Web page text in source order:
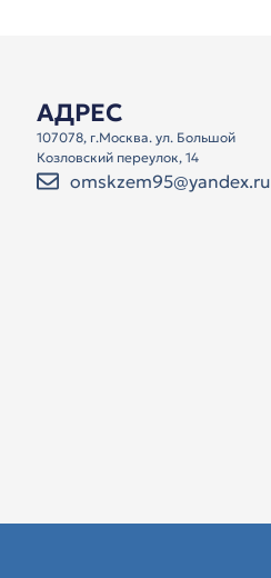
АДРЕС
107078, г.Москва. ул. Большой
Козловский переулок, 14
omskzem95@yandex.ru